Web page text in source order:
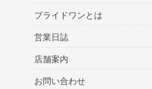
プライドワンとは
営業日誌
店舗案内
お問い合わせ